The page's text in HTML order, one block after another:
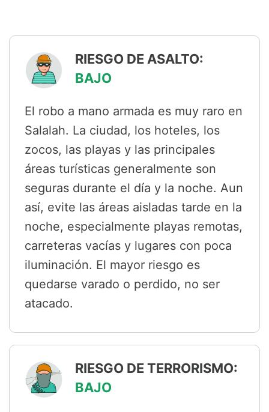
RIESGO DE ASALTO:
BAJO
El robo a mano armada es muy raro en
Salalah. La ciudad, los hoteles, los
zocos, las playas y las principales
áreas turísticas generalmente son
seguras durante el día y la noche. Aun
así, evite las áreas aisladas tarde en la
noche, especialmente playas remotas,
carreteras vacías y lugares con poca
iluminación. El mayor riesgo es
quedarse varado o perdido, no ser
atacado.
RIESGO DE TERRORISMO:
BAJO